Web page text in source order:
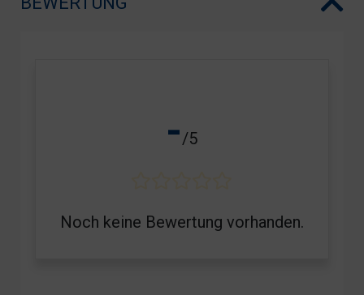
-/5
Noch keine Bewertung vorhanden.